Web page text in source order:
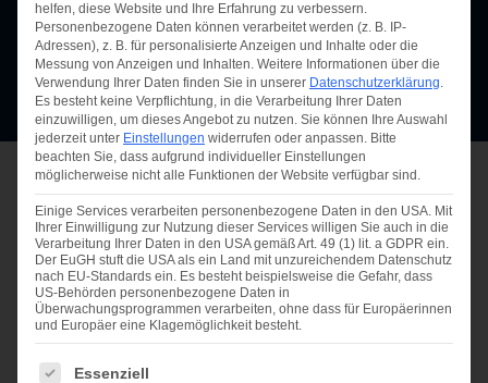
helfen, diese Website und Ihre Erfahrung zu verbessern.
Personenbezogene Daten können verarbeitet werden (z. B. IP-
Adressen), z. B. für personalisierte Anzeigen und Inhalte oder die
Messung von Anzeigen und Inhalten. Weitere Informationen über die
Verwendung Ihrer Daten finden Sie in unserer Datenschutzerklärung.
Es besteht keine Verpflichtung, in die Verarbeitung Ihrer Daten
einzuwilligen, um dieses Angebot zu nutzen. Sie können Ihre Auswahl
jederzeit unter Einstellungen widerrufen oder anpassen. Bitte
beachten Sie, dass aufgrund individueller Einstellungen
möglicherweise nicht alle Funktionen der Website verfügbar sind.
Einige Services verarbeiten personenbezogene Daten in den USA. Mit
Ihrer Einwilligung zur Nutzung dieser Services willigen Sie auch in die
Verarbeitung Ihrer Daten in den USA gemäß Art. 49 (1) lit. a GDPR ein.
Der EuGH stuft die USA als ein Land mit unzureichendem Datenschutz
nach EU-Standards ein. Es besteht beispielsweise die Gefahr, dass
US-Behörden personenbezogene Daten in
Überwachungsprogrammen verarbeiten, ohne dass für Europäerinnen
und Europäer eine Klagemöglichkeit besteht.
Es folgt eine Liste der Service-Gruppen, für die eine
Essenziell